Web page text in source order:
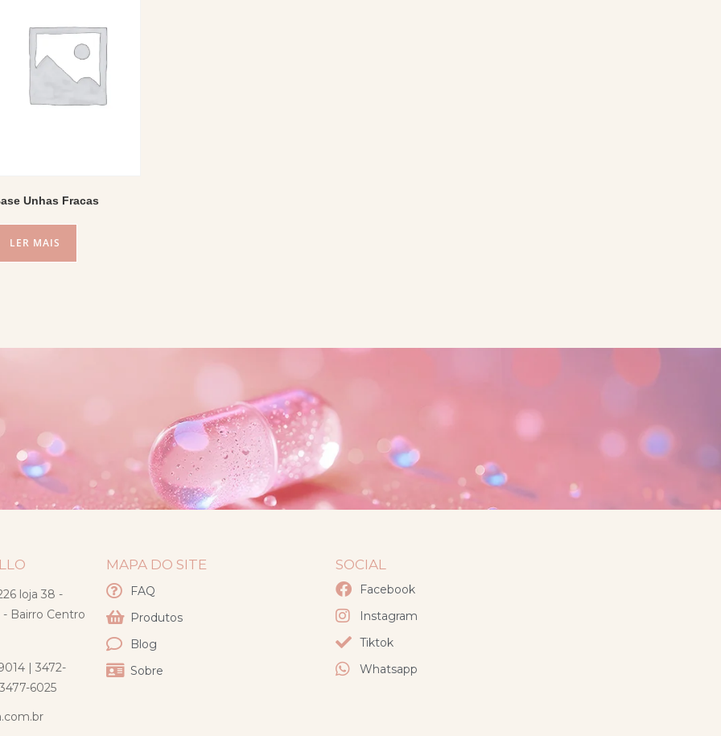
Unhas Fracas
LER MAIS
loja 38 -
Bairro Centro
| 3472-
6025
MAPA DO SITE
FAQ
Produtos
Blog
Sobre
SOCIAL
Facebook
Instagram
Tiktok
Whatsapp